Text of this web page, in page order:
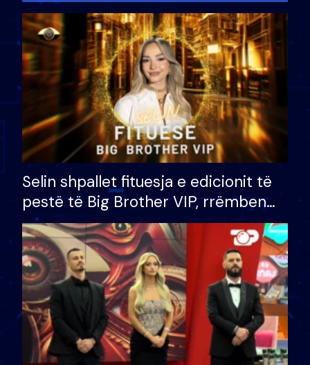
Selin shpallet fituesja e edicionit të
pestë të Big Brother VIP, rrëmben
çmimin e madh prej 100 mijë eurosh